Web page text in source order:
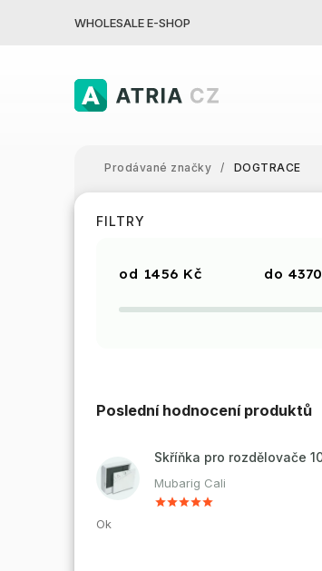
WHOLESALE E-SHOP
Prodávané značky / DOGTRACE
FILTRY
1456 Kč 4370
Poslední hodnocení produktů
Mubarig Cali
Ok